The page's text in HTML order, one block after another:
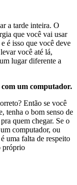
a tarde inteira. O
que você vai usar
é isso que você deve
você até lá,
lugar diferente a
com um computador.
Então se você
tenha o bom senso de
quem chegar. Se o
computador, ou
uma falta de respeito
próprio